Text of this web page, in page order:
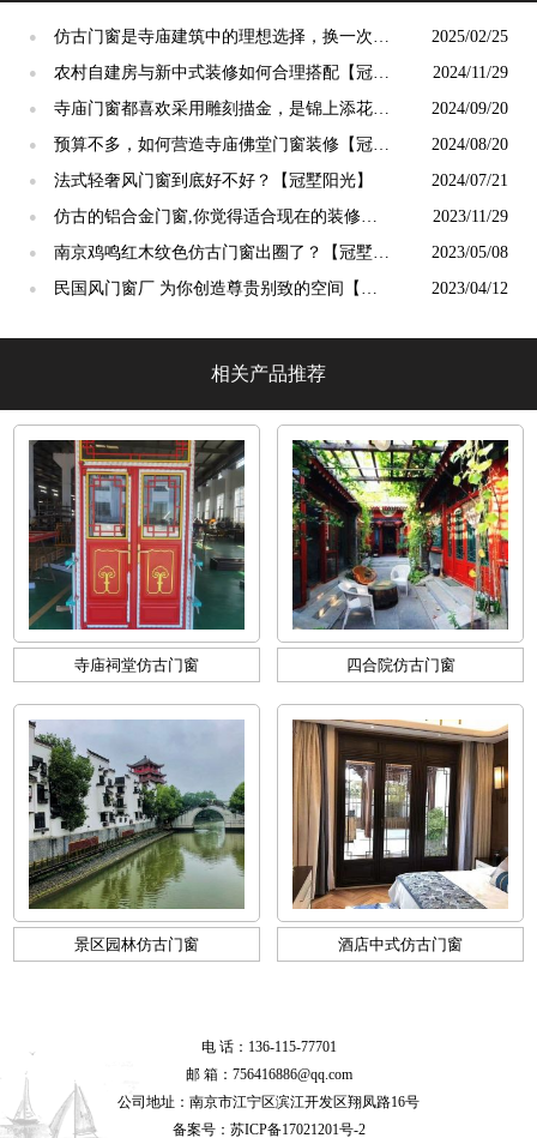
●
仿古门窗是寺庙建筑中的理想选择，换一次用
终生【冠墅阳光】
2025/02/25
●
农村自建房与新中式装修如何合理搭配【冠墅
阳光】
2024/11/29
●
寺庙门窗都喜欢采用雕刻描金，是锦上添花
吗？【冠墅阳光】
2024/09/20
●
预算不多，如何营造寺庙佛堂门窗装修【冠墅
阳光】
2024/08/20
● 法式轻奢风门窗到底好不好？【冠墅阳光】 2024/07/21
●
仿古的铝合金门窗,你觉得适合现在的装修吗?
【冠墅阳光】
2023/11/29
●
南京鸡鸣红木纹色仿古门窗出圈了？【冠墅阳
光】
2023/05/08
●
民国风门窗厂 为你创造尊贵别致的空间【冠
2023/04/12
相关产品推荐
寺庙祠堂仿古门窗 四合院仿古门窗
景区园林仿古门窗 酒店中式仿古门窗
电 话：136-115-77701
邮 箱：756416886@qq.com
公司地址：南京市江宁区滨江开发区翔凤路16号
备案号： 苏ICP备17021201号-2